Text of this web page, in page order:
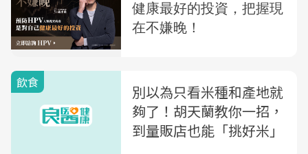
飲食
別以為只看米種和產地就
夠了！胡天蘭教你一招，
到量販店也能「挑好米」